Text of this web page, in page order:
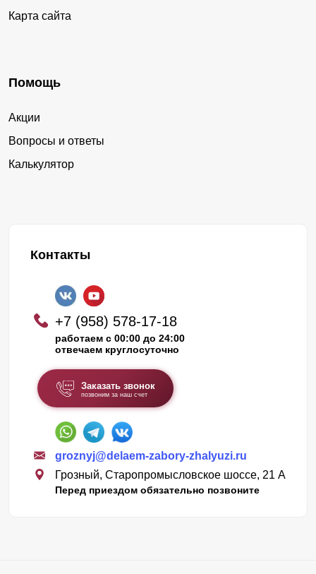
Карта сайта
Помощь
Акции
Вопросы и ответы
Калькулятор
Контакты
+7 (958) 578-17-18
работаем с 00:00 до 24:00
отвечаем круглосуточно
Заказать звонок
позвоним за наш счет
groznyj@delaem-zabory-zhalyuzi.ru
Грозный, Старопромысловское шоссе, 21 А
Перед приездом обязательно позвоните